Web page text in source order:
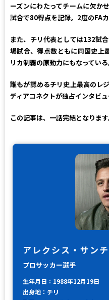
ーズンにわたってチームに欠か
試合で80得点を記録。2度のFA
また、チリ代表としては132試
場試合、得点数ともに同国史上
リカ制覇の原動力にもなっている
誰もが認めるチリ史上最高のレ
ディアコネクトが独占インタビュ
この記事は、一話完結となります
アレクシス・サン
プロサッカー選手
生年月日：1988年12月19日
出身地：チリ